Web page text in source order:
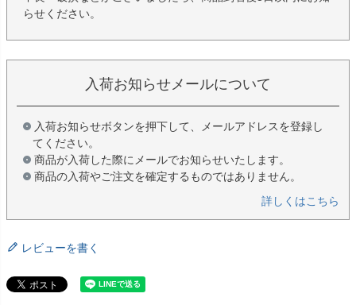
らせください。
入荷お知らせメールについて
入荷お知らせボタンを押下して、メールアドレスを登録し
てください。
商品が入荷した際にメールでお知らせいたします。
商品の入荷やご注文を確定するものではありません。
詳しくはこちら
レビューを書く